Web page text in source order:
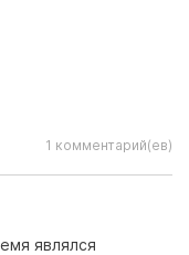
1 комментарий(ев)
являлся